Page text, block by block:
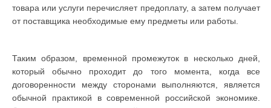
товара или услуги перечисляет предоплату, а затем получает
от поставщика необходимые ему предметы или работы.
Таким образом, временной промежуток в несколько дней,
который обычно проходит до того момента, когда все
договоренности между сторонами выполняются, является
обычной практикой в современной российской экономике.